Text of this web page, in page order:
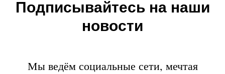
Подписывайтесь на наши
новости
Мы ведём социальные сети, мечтая